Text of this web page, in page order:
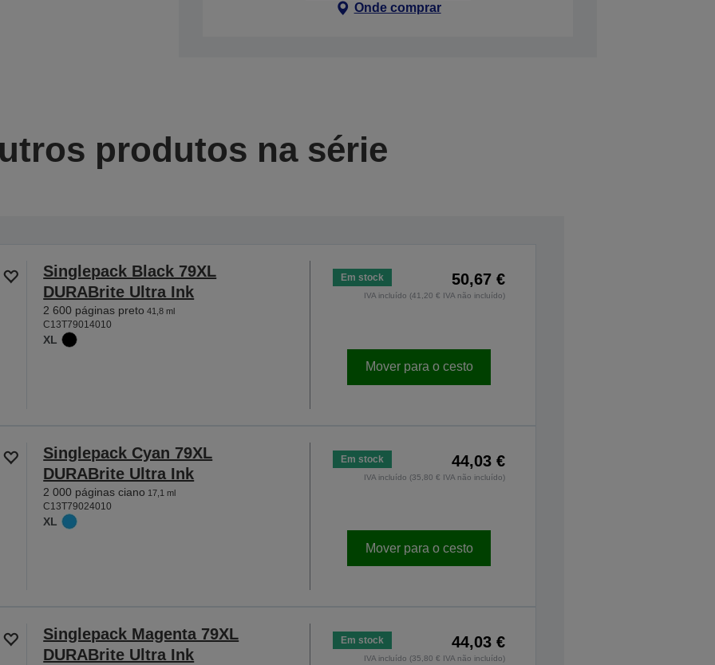
Onde comprar
produtos na série
Singlepack Black 79XL
DURABrite Ultra Ink
2 600 páginas preto 41,8 ml
C13T79014010
XL
Em stock 50,67 €
IVA incluído (41,20 € IVA não incluído)
Mover para o cesto
Singlepack Cyan 79XL
DURABrite Ultra Ink
2 000 páginas ciano 17,1 ml
C13T79024010
XL
Em stock 44,03 €
IVA incluído (35,80 € IVA não incluído)
Mover para o cesto
Singlepack Magenta 79XL
DURABrite Ultra Ink
Em stock 44,03 €
IVA incluído (35,80 € IVA não incluído)